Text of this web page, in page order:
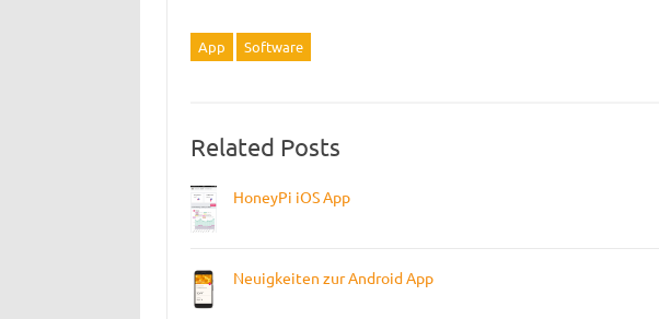
App Software
Related Posts
HoneyPi iOS App
Neuigkeiten zur Android App